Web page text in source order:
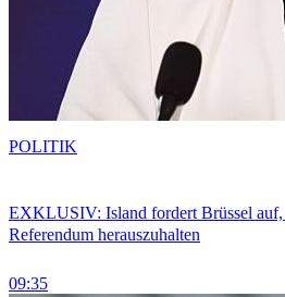
EXKLUSIV: Island fordert Brüssel auf,
Referendum herauszuhalten
09:35
POLITIK